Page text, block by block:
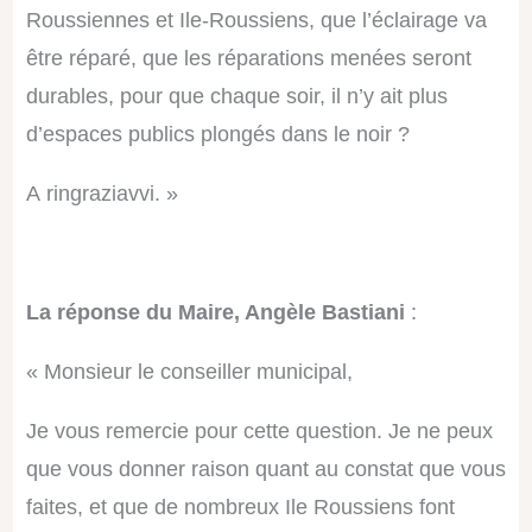
Roussiennes et Ile-Roussiens, que l’éclairage va
être réparé, que les réparations menées seront
durables, pour que chaque soir, il n’y aitplus
d’espaces publics plongés dans le noir ?
A ringraziavvi. »
La réponse du Maire, Angèle Bastiani :
« Monsieur le conseiller municipal,
Je vous remercie pour cette question. Je ne peux
que vous donner raison quant au constat que vous
faites, et que de nombreux Ile Roussiens font